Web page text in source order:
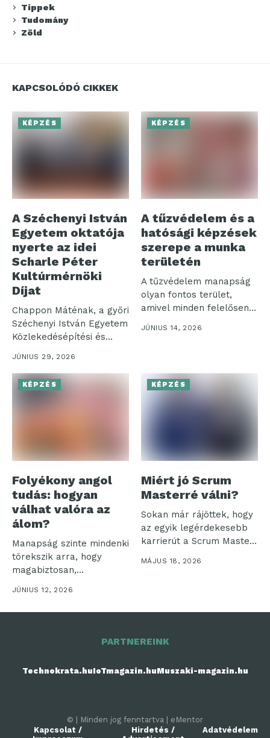
Tippek
Tudomány
Zöld
KAPCSOLÓDÓ CIKKEK
KÉPZÉS
A Széchenyi István
Egyetem oktatója
nyerte az idei
Scharle Péter
Kultúrmérnöki
Díjat
Chappon Máténak, a győri
Széchenyi István Egyetem
Közlekedésépítési és
Vízmérnöki Tanszéke
oktatójának...
JÚNIUS 29, 2026
KÉPZÉS
A tűzvédelem és a
hatósági képzések
szerepe a munka
területén
A tűzvédelem manapság
olyan fontos terület,
amivel minden felelősen
működő vállalkozásnak
foglalkoznia...
JÚNIUS 14, 2026
KÉPZÉS
Folyékony angol
tudás: hogyan
válhat valóra az
álom?
Manapság szinte mindenki
törekszik arra, hogy
magabiztosan,
természetesen beszéljen
angolul. Azonban
gyakran...
JÚNIUS 12, 2026
KÉPZÉS
Miért jó Scrum
Masterré válni?
Sokan már rájöttek, hogy
az egyik legérdekesebb
karrierút a Scrum Master
szerep...
MÁJUS 18, 2026
PARTNEREINK
Technokrata.huIoTmagazin.huMuszaki-magazin.hu
© | Minden jog fenntartva | eMentor
Kapcsolat /
Hirdetés /
Adatvédelem